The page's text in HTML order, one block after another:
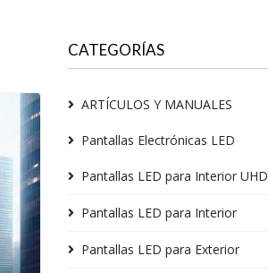
CATEGORÍAS
ARTÍCULOS Y MANUALES
Pantallas Electrónicas LED
Pantallas LED para Interior UHD
Pantallas LED para Interior
Pantallas LED para Exterior